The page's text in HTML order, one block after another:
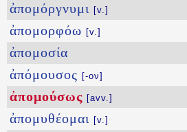
ἀπομόργνυμι [v.]
ἀπομορφόω [v.]
ἀπομοσία
ἀπόμουσος [-ον]
ἀπομούσως [avv.]
ἀπομυθέομαι [v.]